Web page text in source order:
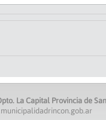
La Capital Provincia de